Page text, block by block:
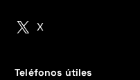
X
Teléfonos útiles